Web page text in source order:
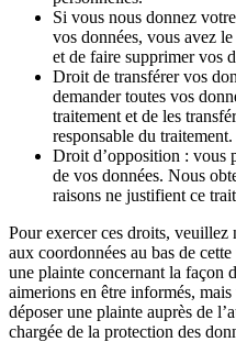
Si vous nous donnez
vos données, vous avez
et de faire supprimer vos
Droit de transférer vos
demander toutes vos
traitement et de les
responsable du traitement.
Droit d’opposition : vous
de vos données. Nous
raisons ne justifient ce
Pour exercer ces droits, veuillez
aux coordonnées au bas de
une plainte concernant la façon
aimerions en être informés,
déposer une plainte auprès de
chargée de la protection des